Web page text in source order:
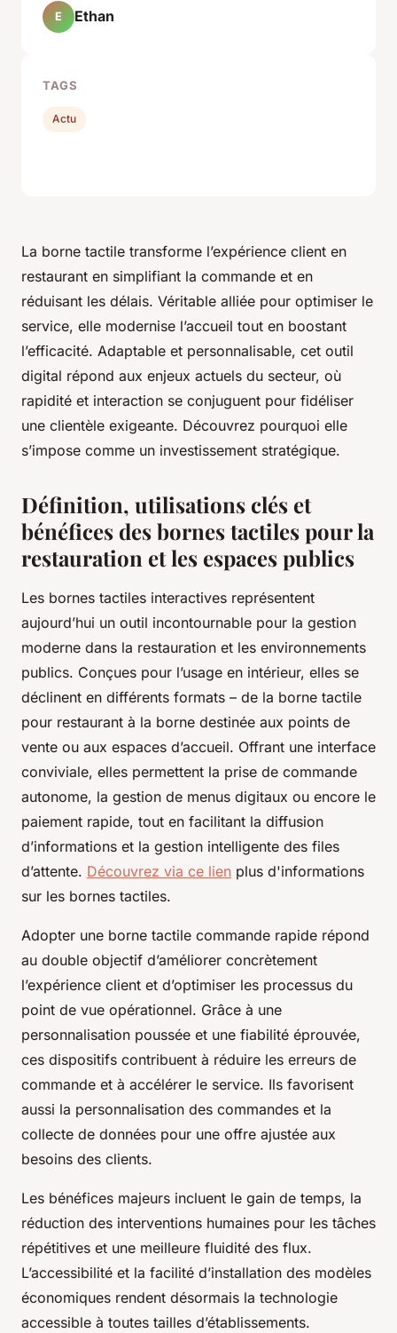
La borne tactile transforme l’expérience client en
restaurant en simplifiant la commande et en
réduisant les délais. Véritable alliée pour optimiser le
service, elle modernise l’accueil tout en boostant
l’efficacité. Adaptable et personnalisable, cet outil
digital répond aux enjeux actuels du secteur, où
rapidité et interaction se conjuguent pour fidéliser
une clientèle exigeante. Découvrez pourquoi elle
s’impose comme un investissement stratégique.
Définition, utilisations clés et
bénéfices des bornes tactiles pour la
restauration et les espaces publics
Les bornes tactiles interactives représentent
aujourd’hui un outil incontournable pour la gestion
moderne dans la restauration et les environnements
publics. Conçues pour l’usage en intérieur, elles se
déclinent en différents formats – de la borne tactile
pour restaurant à la borne destinée aux points de
vente ou aux espaces d’accueil. Offrant une interface
conviviale, elles permettent la prise de commande
autonome, la gestion de menus digitaux ou encore le
paiement rapide, tout en facilitant la diffusion
d’informations et la gestion intelligente des files
d’attente. Découvrez via ce lien plus d'informations
sur les bornes tactiles.
Adopter une borne tactile commande rapide répond
au double objectif d’améliorer concrètement
l’expérience client et d’optimiser les processus du
point de vue opérationnel. Grâce à une
personnalisation poussée et une fiabilité éprouvée,
ces dispositifs contribuent à réduire les erreurs de
commande et à accélérer le service. Ils favorisent
aussi la personnalisation des commandes et la
collecte de données pour une offre ajustée aux
besoins des clients.
Les bénéfices majeurs incluent le gain de temps, la
réduction des interventions humaines pour les tâches
répétitives et une meilleure fluidité des flux.
L’accessibilité et la facilité d’installation des modèles
économiques rendent désormais la technologie
accessible à toutes tailles d’établissements.
E Ethan
TAGS
Actu